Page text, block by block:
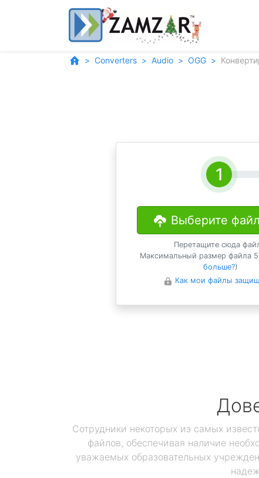
Converters Audio OGG
Выберите
Перетащите сюда
Максимальный размер файла
больше?)
Как мои файлы
Сотрудники некоторых из самых
файлов, обеспечивая наличие
уважаемых образовательных